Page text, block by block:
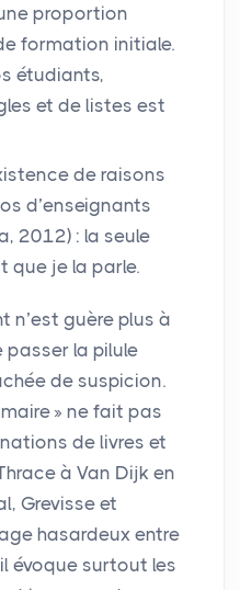
proportion
formation initiale.
étudiants,
et de listes est
de raisons
d’enseignants
2012) : la seule
que je la parle.
n’est guère plus à
passer la pilule
de suspicion.
» ne fait pas
de livres et
à Van Dijk en
Grevisse et
hasardeux entre
évoque surtout les